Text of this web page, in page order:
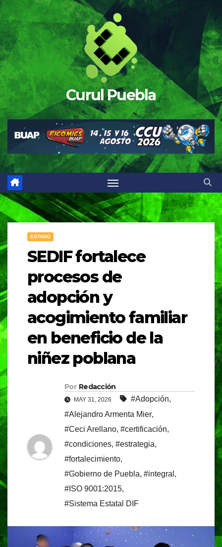
Saltar
al
contenido
Curul Puebla
ESTADO
SEDIF fortalece
procesos de
adopción y
acogimiento familiar
en beneficio de la
niñez poblana
Por Redacción
MAY 31, 2026 #Adopción,
#Alejandro Armenta Mier,
#Ceci Arellano, #certificación,
#condiciones, #estrategia,
#fortalecimiento,
#Gobierno de Puebla, #integral ,
#ISO 9001:2015,
#Sistema Estatal DIF